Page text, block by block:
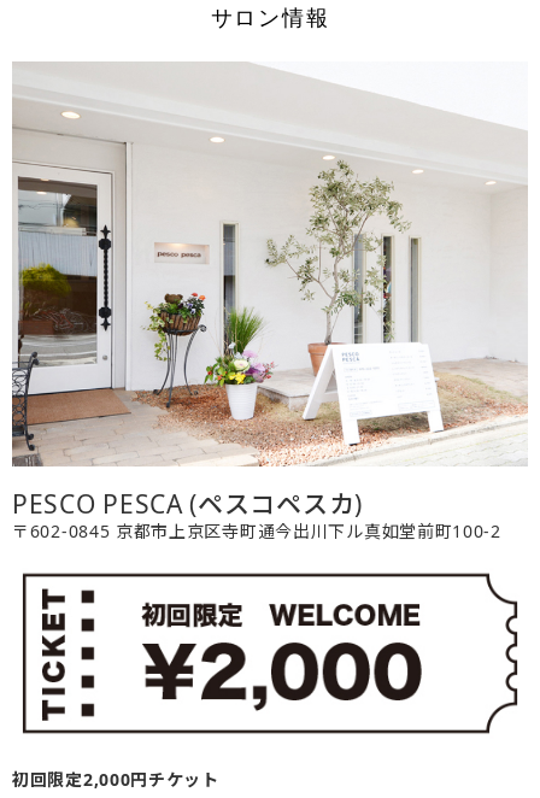
サロン情報
PESCO PESCA (ペスコペスカ)
〒602-0845 京都市上京区寺町通今出川下ル真如堂前町100-2
初回限定2,000円チケット